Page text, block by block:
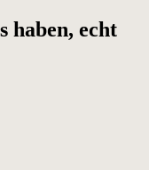
haben, echt